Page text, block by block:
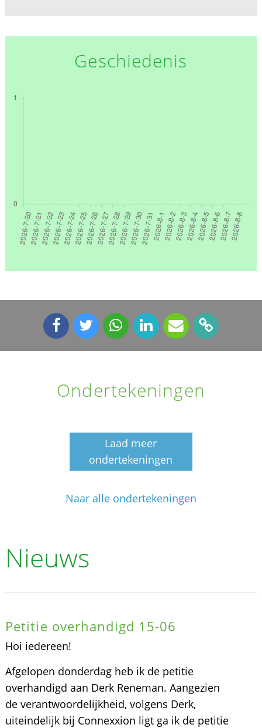
Geschiedenis
Ondertekeningen
Laad meer
ondertekeningen
Naar alle ondertekeningen
Nieuws
Petitie overhandigd 15-06
Hoi iedereen!
Afgelopen donderdag heb ik de petitie
overhandigd aan Derk Reneman. Aangezien
de verantwoordelijkheid, volgens Derk,
uiteindelijk bij Connexxion ligt ga ik de petitie